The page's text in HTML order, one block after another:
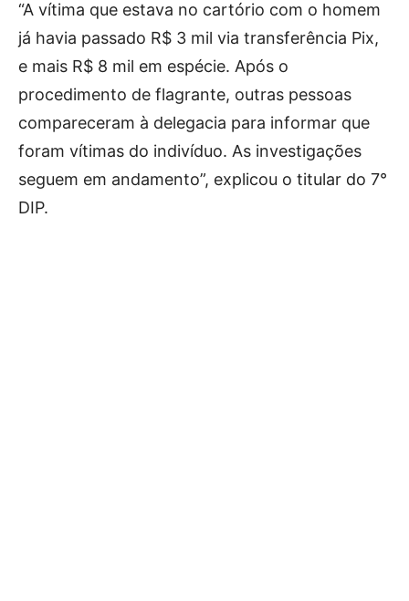
“A vítima que estava no cartório com o homem
já havia passado R$ 3 mil via transferência Pix,
e mais R$ 8 mil em espécie. Após o
procedimento de flagrante, outras pessoas
compareceram à delegacia para informar que
foram vítimas do indivíduo. As investigações
seguem em andamento”, explicou o titular do 7°
DIP.